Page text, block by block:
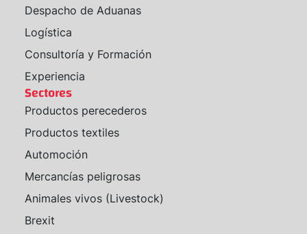
Despacho de Aduanas
Logística
Consultoría y Formación
Experiencia
Sectores
Productos perecederos
Productos textiles
Automoción
Mercancías peligrosas
Animales vivos (Livestock)
Brexit